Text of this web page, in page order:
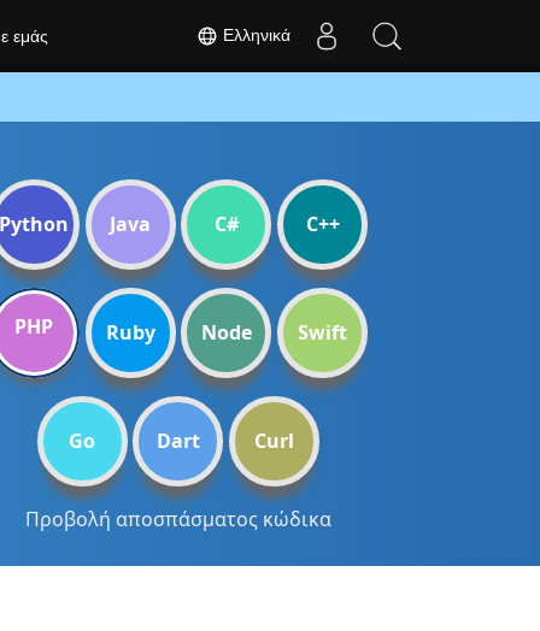
Python Java C# C++
PHP Ruby Node Swift
Go Dart Curl
Προβολή αποσπάσματος κώδικα
Ελληνικά
εμάς